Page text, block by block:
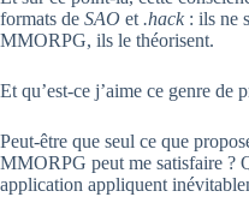
formats de SAO et .hack : ils ne
MMORPG, ils le théorisent.
Et qu’est-ce j’aime ce genre de
Peut-être que seul ce que
MMORPG peut me satisfaire ?
application appliquent